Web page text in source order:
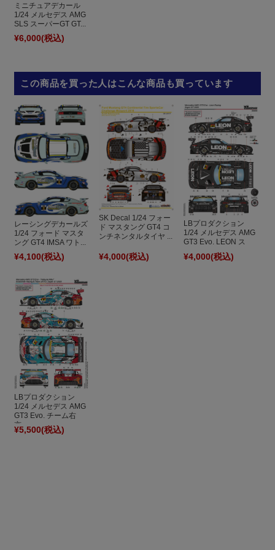
ミニチュアデカール
1/24 メルセデス AMG
SLS スーパーGT GT...
¥6,000(税込)
この商品を買った人はこんな商品も買っています
レーシングデカールズ
1/24 フォード マスタ
ング GT4 IMSA ワト...
¥4,100(税込)
SK Decal 1/24 フォー
ド マスタング GT4 コ
ンチネンタルタイヤ ...
¥4,000(税込)
LBプロダクション
1/24 メルセデス AMG
GT3 Evo. LEON ス
¥4,000(税込)
LBプロダクション
1/24 メルセデス AMG
GT3 Evo. チーム右
京...
¥5,500(税込)